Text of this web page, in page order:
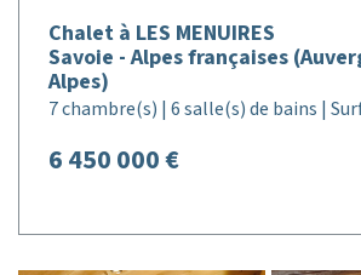
Chalet à LES MENUIRES
Savoie - Alpes françaises
Alpes)
7 chambre(s) | 6 salle(s) de bains |
6 450 000 €